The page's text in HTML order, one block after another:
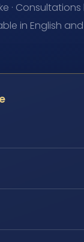
·
in English